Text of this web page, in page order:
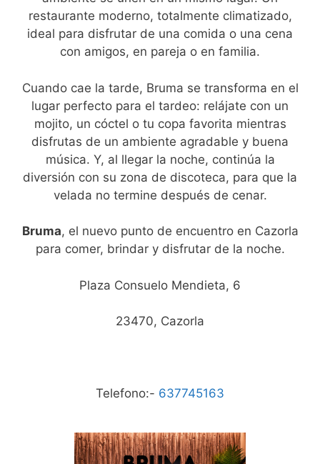
restaurante moderno, totalmente climatizado,
ideal para disfrutar de una comida o una cena
con amigos, en pareja o en familia.
Cuando cae la tarde, Bruma se transforma en el
lugar perfecto para el tardeo: relájate con un
mojito, un cóctel o tu copa favorita mientras
disfrutas de un ambiente agradable y buena
música. Y, al llegar la noche, continúa la
diversión con su zona de discoteca, para que la
velada no termine después de cenar.
Bruma, el nuevo punto de encuentro en Cazorla
para comer, brindar y disfrutar de la noche.
Plaza Consuelo Mendieta, 6
23470, Cazorla
Telefono:- 637745163